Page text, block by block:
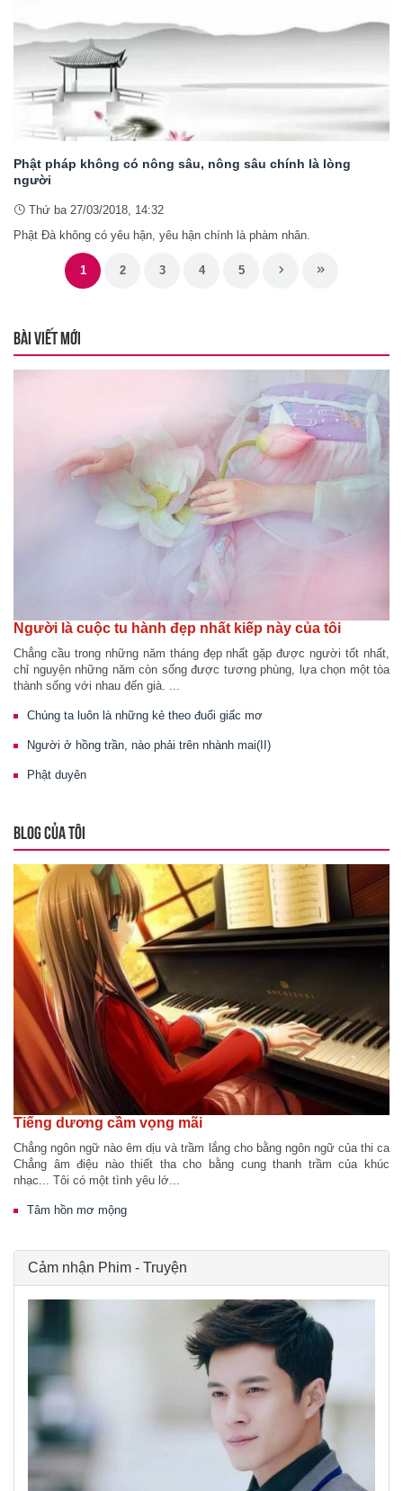
Phật pháp không có nông sâu, nông sâu chính là lòng
người
Thứ ba 27/03/2018, 14:32
Phật Đà không có yêu hận, yêu hận chính là phàm nhân.
1 2 3 4 5
BÀI VIẾT MỚI
Người là cuộc tu hành đẹp nhất kiếp này của tôi
Chẳng cầu trong những năm tháng đẹp nhất gặp được người tốt nhất,
chỉ nguyện những năm còn sống được tương phùng, lựa chọn một tòa
thành sống với nhau đến già. ...
Chúng ta luôn là những kẻ theo đuổi giấc mơ
Người ở hồng trần, nào phải trên nhành mai(II)
Phật duyên
BLOG CỦA TÔI
Tiếng dương cầm vọng mãi
Chẳng ngôn ngữ nào êm dịu và trầm lắng cho bằng ngôn ngữ của thi ca
Chẳng âm điệu nào thiết tha cho bằng cung thanh trầm của khúc
nhạc... Tôi có một tình yêu lớ...
Tâm hồn mơ mộng
Cảm nhận Phim - Truyện